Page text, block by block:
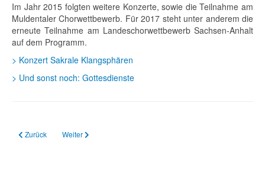
Im Jahr 2015 folgten weitere Konzerte, sowie die Teilnahme am
Muldentaler Chorwettbewerb. Für 2017 steht unter anderem die
erneute Teilnahme am Landeschorwettbewerb Sachsen-Anhalt
auf dem Programm.
> Konzert Sakrale Klangsphären
> Und sonst noch: Gottesdienste
Vorheriger Beitrag: Vokalconsort Osnabrück
Zurück Nächster Beitrag: Vokalensemble Raggio di Sol
Weiter